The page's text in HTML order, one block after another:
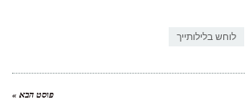
לוחש בלילותייך
פוסט הבא »